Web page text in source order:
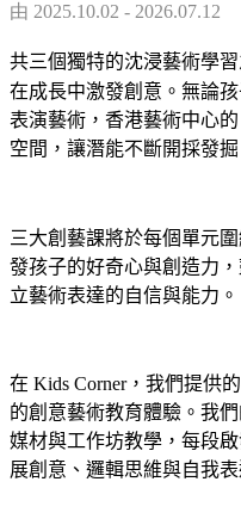
由 2025.10.02 - 2026.07.12
共三個獨特的沈浸藝術學
在成長中激發創意。無論
表演藝術，香港藝術中心的
空間，讓潛能不斷開採發掘
三大創藝課將於每個單元
發孩子的好奇心與創造力
立藝術表達的自信與能力。
在 Kids Corner，我們提供
的創意藝術教育體驗。我
媒材與工作坊教學，每段
展創意、邏輯思維與自我表